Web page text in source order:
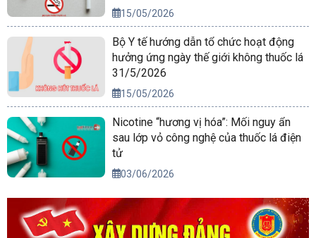
15/05/2026
Bộ Y tế hướng dẫn tổ chức hoạt động
hưởng ứng ngày thế giới không thuốc lá
31/5/2026
15/05/2026
Nicotine “hương vị hóa”: Mối nguy ẩn
sau lớp vỏ công nghệ của thuốc lá điện
tử
03/06/2026